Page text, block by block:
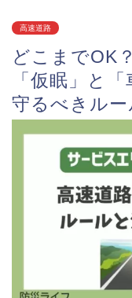
高速道路
どこまでOK
「仮眠」と
守るべきル